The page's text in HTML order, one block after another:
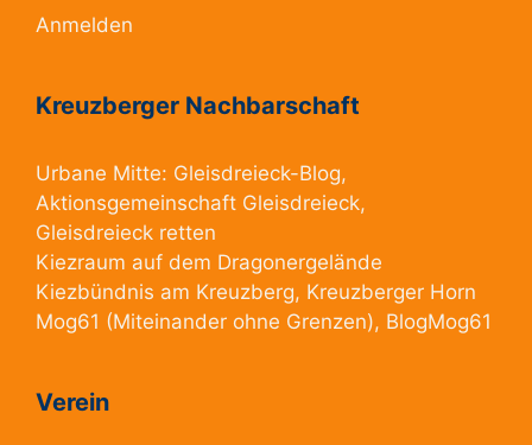
Anmelden
Kreuzberger Nachbarschaft
Urbane Mitte: Gleisdreieck-Blog,
Aktionsgemeinschaft Gleisdreieck,
Gleisdreieck retten
Kiezraum auf dem Dragonergelände
Kiezbündnis am Kreuzberg, Kreuzberger Horn
Mog61 (Miteinander ohne Grenzen), BlogMog61
Verein